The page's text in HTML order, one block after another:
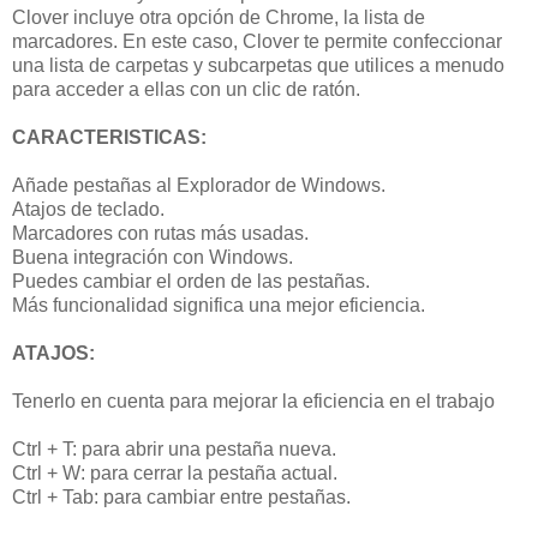
Clover incluye otra opción de Chrome, la lista de
marcadores. En este caso, Clover te permite confeccionar
una lista de carpetas y subcarpetas que utilices a menudo
para acceder a ellas con un clic de ratón.
CARACTERISTICAS:
Añade pestañas al Explorador de Windows.
Atajos de teclado.
Marcadores con rutas más usadas.
Buena integración con Windows.
Puedes cambiar el orden de las pestañas.
Más funcionalidad significa una mejor eficiencia.
ATAJOS:
Tenerlo en cuenta para mejorar la eficiencia en el trabajo
Ctrl + T: para abrir una pestaña nueva.
Ctrl + W: para cerrar la pestaña actual.
Ctrl + Tab: para cambiar entre pestañas.